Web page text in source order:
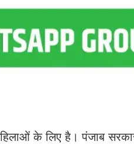
के लिए है। पंजाब